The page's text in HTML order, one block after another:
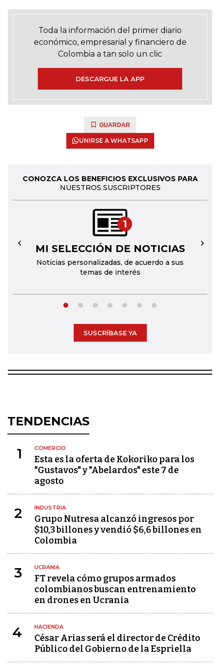
Toda la información del primer diario
económico, empresarial y financiero de
Colombia a tan solo un clic
DESCARGUE LA APP
GUARDAR
UNIRSE A WHATSAPP
CONOZCA LOS BENEFICIOS EXCLUSIVOS PARA
NUESTROS SUSCRIPTORES
1
MI SELECCIÓN DE NOTICIAS
Noticias personalizadas, de acuerdo a sus
temas de interés
← →
SUSCRÍBASE YA
TENDENCIAS
1 COMERCIO
Esta es la oferta de Kokoriko para los
"Gustavos" y "Abelardos" este 7 de
agosto
2 INDUSTRIA
Grupo Nutresa alcanzó ingresos por
$10,3 billones y vendió $6,6 billones en
Colombia
3 UCRANIA
FT revela cómo grupos armados
colombianos buscan entrenamiento
en drones en Ucrania
4 HACIENDA
César Arias será el director de Crédito
Público del Gobierno de la Espriella